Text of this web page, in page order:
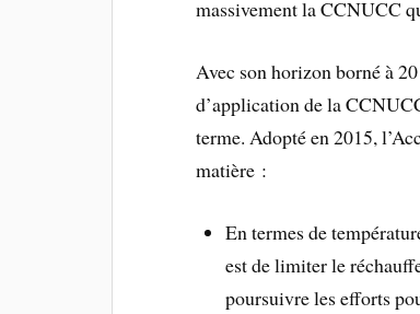
massivement la CCNUCC
Avec son horizon borné à
d’application de la
terme. Adopté en 2015,
matière :
En termes de
est de limiter le
poursuivre les efforts